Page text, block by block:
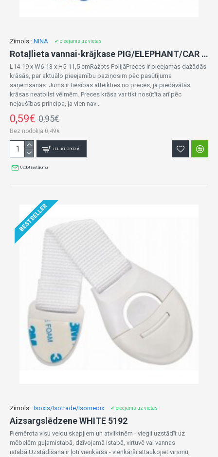
Zīmols:: NINA ✔ pieejams uz vietas
Rotaļlieta vannai-krājkase PIG/ELEPHANT/CAR 00123
L14-19 x W6-13 x H5-11,5 cmRažots PolijāPreces ir pieejamas dažādās
krāsās, par aktuālo pieejamību paziņosim pēc pasūtījuma
saņemšanas. Jums ir tiesības atteikties no preces, ja piedāvātās
krāsas neatbilst vēlmēm. Preces krāsa var tikt nosūtīta arī pēc
nejaušības principa, ja vien nav ..
0,59€ 0,95€
Bez nodokļa:0,49€
IELIKT GROZĀ
Uzdot jautājumu
BESTSELLER
Zīmols:: Isoxis/Isotrade/Isomedix ✔ pieejams uz vietas
Aizsargslēdzene WHITE 5192
Piemērota visu veidu skapjiem un atvilktnēm - viegli uzstādīt uz
mēbelēm guļamistabā, dzīvojamā istabā, virtuvē vai vannas
istabā.Uzstādīšana ir ļoti vienkārša - vienkārši attaukojiet virsmu,